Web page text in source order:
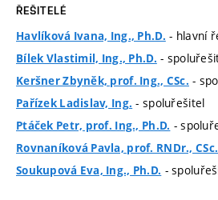
ŘEŠITELÉ
Havlíková Ivana, Ing., Ph.D. - hlavní
Bílek Vlastimil, Ing., Ph.D. -
Keršner Zbyněk, prof. Ing., CSc. -
Pařízek Ladislav, Ing. - spoluřešitel
Ptáček Petr, prof. Ing., Ph.D. -
Rovnaníková Pavla, prof. RNDr., CSc.
Soukupová Eva, Ing., Ph.D. -